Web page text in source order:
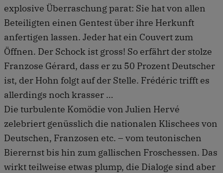
explosive Überraschung parat: Sie hat von allen
Beteiligten einen Gentest über ihre Herkunft
anfertigen lassen. Jeder hat ein Couvert zum
Öffnen. Der Schock ist gross! So erfährt der stolze
Franzose Gérard, dass er zu 50 Prozent Deutscher
ist, der Hohn folgt auf der Stelle. Frédéric trifft es
allerdings noch krasser …
Die turbulente Komödie von Julien Hervé
zelebriert genüsslich die nationalen Klischees von
Deutschen, Franzosen etc. – vom teutonischen
Bierernst bis hin zum gallischen Froschessen. Das
wirkt teilweise etwas plump, die Dialoge sind aber